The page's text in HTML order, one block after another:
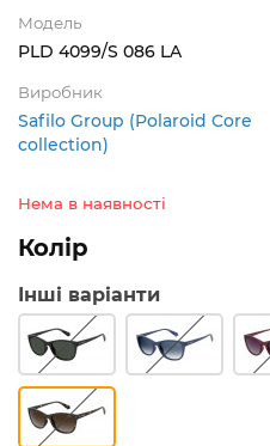
Модель
PLD 4099/S 086 LA
Виробник
Safilo Group (Polaroid Core
collection)
Нема в наявності
Колір
Інші варіанти